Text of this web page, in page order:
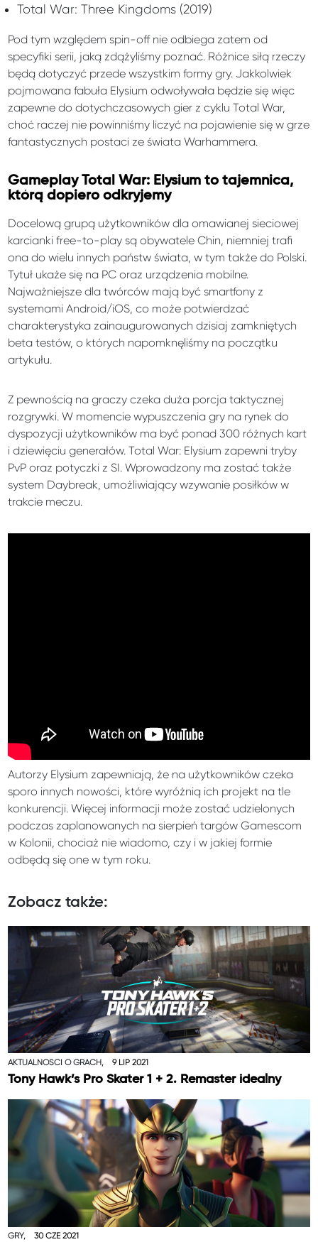
Total War: Three Kingdoms (2019)
Pod tym względem spin-off nie odbiega zatem od
specyfiki serii, jaką zdążyliśmy poznać. Różnice siłą rzeczy
będą dotyczyć przede wszystkim formy gry. Jakkolwiek
pojmowana fabuła Elysium odwoływała będzie się więc
zapewne do dotychczasowych gier z cyklu Total War,
choć raczej nie powinniśmy liczyć na pojawienie się w grze
fantastycznych postaci ze świata Warhammera.
Gameplay Total War: Elysium to tajemnica,
którą dopiero odkryjemy
Docelową grupą użytkowników dla omawianej sieciowej
karcianki free-to-play są obywatele Chin, niemniej trafi
ona do wielu innych państw świata, w tym także do Polski.
Tytuł ukaże się na PC oraz urządzenia mobilne.
Najważniejsze dla twórców mają być smartfony z
systemami Android/iOS, co może potwierdzać
charakterystyka zainaugurowanych dzisiaj zamkniętych
beta testów, o których napomknęliśmy na początku
artykułu.
Z pewnością na graczy czeka duża porcja taktycznej
rozgrywki. W momencie wypuszczenia gry na rynek do
dyspozycji użytkowników ma być ponad 300 różnych kart
i dziewięciu generałów. Total War: Elysium zapewni tryby
PvP oraz potyczki z SI. Wprowadzony ma zostać także
system Daybreak, umożliwiający wzywanie posiłków w
trakcie meczu.
Autorzy Elysium zapewniają, że na użytkowników czeka
sporo innych nowości, które wyróżnią ich projekt na tle
konkurencji. Więcej informacji może zostać udzielonych
podczas zaplanowanych na sierpień targów Gamescom
w Kolonii, chociaż nie wiadomo, czy i w jakiej formie
odbędą się one w tym roku.
Zobacz także:
AKTUALNOŚCI O GRACH, 9 LIP 2021
Tony Hawk’s Pro Skater 1 + 2. Remaster idealny
GRY, 30 CZE 2021